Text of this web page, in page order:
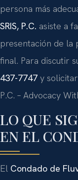
persona más
SRIS, P.C. asiste a
presentación de la
final. Para discutir
437-7747 y
P.C. – Advocacy
LO QUE
EN EL
El Condado de